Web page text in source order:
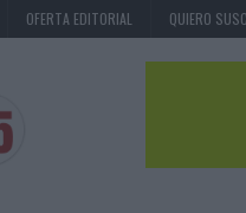
OFERTA EDITORIAL QUIERO